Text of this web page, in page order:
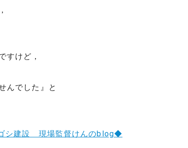
すけど，
んでした』と